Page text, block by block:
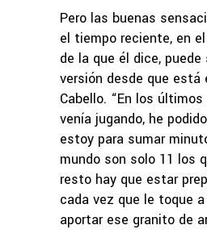
Pero las buenas
el tiempo reciente, en
de la que él dice,
versión desde que está
Cabello. “En los
venía jugando, he
estoy para sumar
mundo son solo 11 los
resto hay que estar
cada vez que le toque
aportar ese granito de